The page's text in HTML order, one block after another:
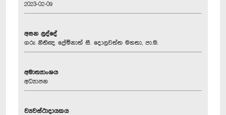
2023-02-09
අසන ලද්දේ
ගරු නීතිඥ ප්‍රේම්නාත් සී. දොලවත්ත මහතා, පා.ම.
අමාත්‍යාංශය
අධ්‍යාපන
ව්‍යවස්ථාදායකය